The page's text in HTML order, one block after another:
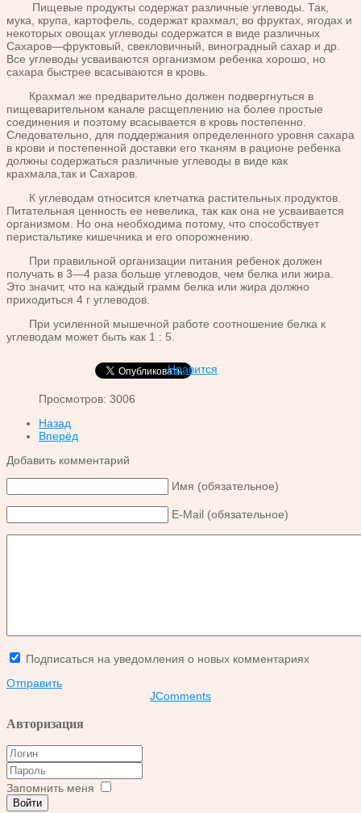
Пищевые продукты содержат различные углеводы. Так,
мука, крупа, картофель, содержат крахмал; во фруктах, ягодах и
некоторых овощах углеводы содержатся в виде различных
Сахаров—фруктовый, свекловичный, виноградный сахар и др.
Все углеводы усваиваются организмом ребенка хорошо, но
сахара быстрее всасываются в кровь.
Крахмал же предварительно должен подвергнуться в
пищеварительном канале расщеплению на более простые
соединения и поэтому всасывается в кровь постепенно.
Следовательно, для поддержания определенного уровня сахара
в крови и постепенной доставки его тканям в рационе ребенка
должны содержаться различные углеводы в виде как
крахмала,так и Сахаров.
К углеводам относится клетчатка растительных продуктов.
Питательная ценность ее невелика, так как она не усваивается
организмом. Но она необходима потому, что способствует
перистальтике кишечника и его опорожнению.
При правильной организации питания ребенок должен
получать в 3—4 раза больше углеводов, чем белка или жира.
Это значит, что на каждый грамм белка или жира должно
приходиться 4 г углеводов.
При усиленной мышечной работе соотношение белка к
углеводам может быть как 1 : 5.
Нравится
Просмотров: 3006
Назад
Вперёд
Добавить комментарий
Имя (обязательное)
E-Mail (обязательное)
Подписаться на уведомления о новых комментариях
Отправить
JComments
Авторизация
Запомнить меня
Войти